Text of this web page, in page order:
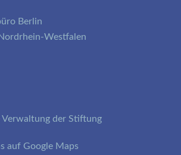
Berlin
Westfalen
der Stiftung
auf Google Maps